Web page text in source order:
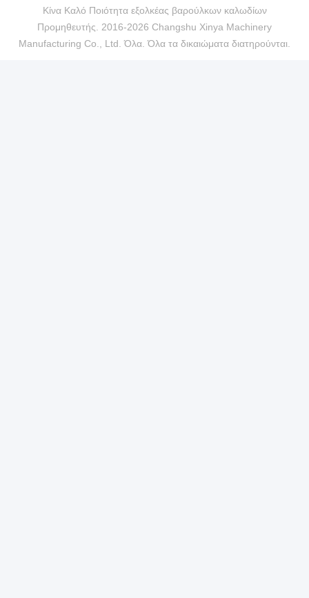
Κίνα Καλό Ποιότητα εξολκέας βαρούλκων καλωδίων
Προμηθευτής. 2016-2026 Changshu Xinya Machinery
Manufacturing Co., Ltd. Όλα. Όλα τα δικαιώματα διατηρούνται.